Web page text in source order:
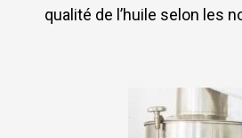
qualité de l’huile selon les